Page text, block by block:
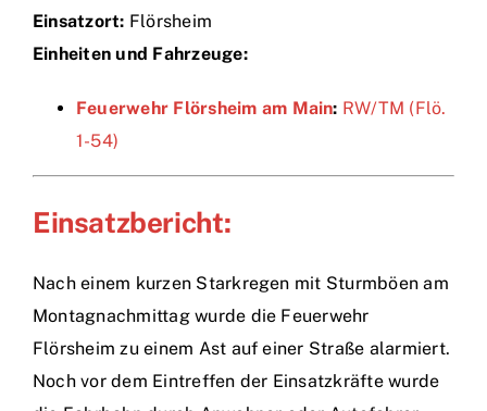
Einsatzort: Flörsheim
Einheiten und Fahrzeuge:
Feuerwehr Flörsheim am Main: RW/TM (Flö.
1-54)
Einsatzbericht:
Nach einem kurzen Starkregen mit Sturmböen am
Montagnachmittag wurde die Feuerwehr
Flörsheim zu einem Ast auf einer Straße alarmiert.
Noch vor dem Eintreffen der Einsatzkräfte wurde